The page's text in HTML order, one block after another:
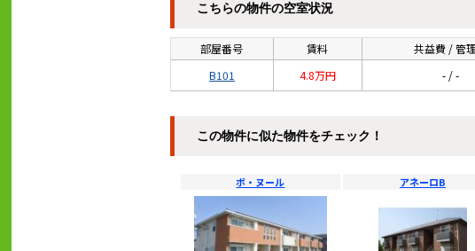
こちらの物件の空室状況
部屋番号 賃料 共益費 / 管
B101
4.8万円 - / -
この物件に似た物件をチェック！
ボ・ヌール アネーロB